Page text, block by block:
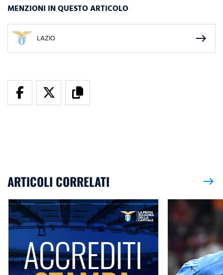
MENZIONI IN QUESTO ARTICOLO
LAZIO east
ARTICOLI CORRELATI east